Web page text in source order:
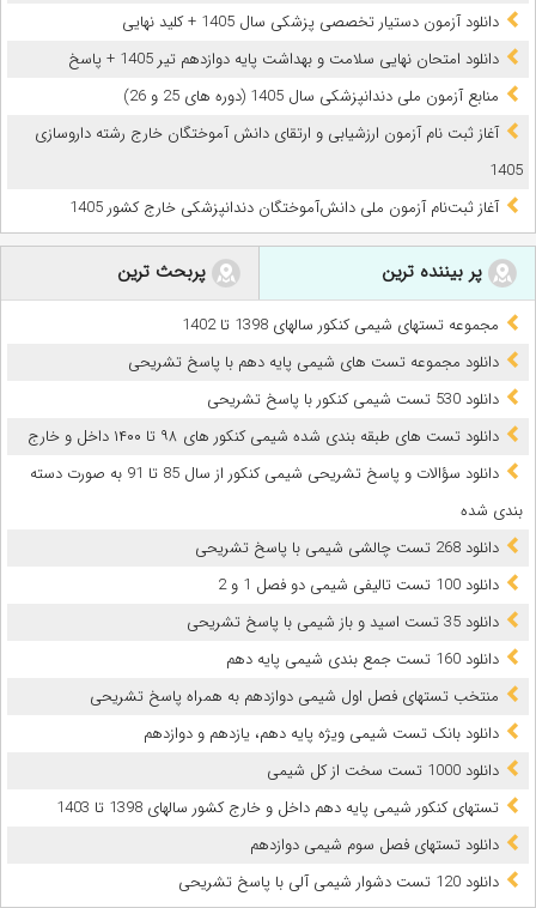
دانلود آزمون دستیار تخصصی پزشکی سال 1405 + کلید نهایی
دانلود امتحان نهایی سلامت و بهداشت پایه دوازدهم تیر 1405 + پاسخ
ﻣﻨﺎﺑﻊ آزﻣﻮن ﻣﻠﯽ دندانپزشکی سال 1405 (دوره های 25 و 26)
آغاز ثبت نام آزمون‌ ارزشیابی و ارتقای دانش آموختگان خارج رشته داروسازی
1405
آغاز ثبت‌نام آزمون ملی دانش‌آموختگان دندانپزشکی خارج کشور 1405
پر بیننده ترین پربحث ترین
مجموعه تستهای شیمی کنکور سالهای 1398 تا 1402
دانلود مجموعه تست های شیمی پایه دهم با پاسخ تشریحی
دانلود 530 تست شیمی کنکور با پاسخ تشریحی
دانلود تست های طبقه بندی شده شیمی کنکور های ۹۸ تا ۱۴۰۰ داخل و خارج
دانلود سؤالات و پاسخ تشریحی شیمی کنکور از سال 85 تا 91 به صورت دسته
بندی شده
دانلود 268 تست چالشی شیمی با پاسخ تشریحی
دانلود 100 تست تالیفی شیمی دو فصل 1 و 2
دانلود 35 تست اسید و باز شیمی با پاسخ تشریحی
دانلود 160 تست جمع بندی شیمی پایه دهم
منتخب تستهای فصل اول شیمی دوازدهم به همراه پاسخ تشریحی
دانلود بانک تست شیمی ویژه پایه دهم، یازدهم و دوازدهم
دانلود 1000 تست سخت از کل شیمی
تستهای کنکور شیمی پایه دهم داخل و خارج کشور سالهای 1398 تا 1403
دانلود تستهای فصل سوم شیمی دوازدهم
دانلود 120 تست دشوار شیمی آلی با پاسخ تشریحی